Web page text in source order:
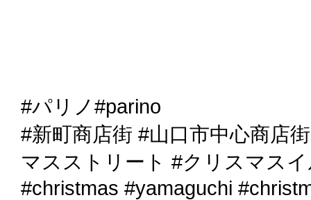
#パリノ#parino
#新町商店街 #山口市中心商店
マスストリート #クリスマス
#christmas #yamaguchi